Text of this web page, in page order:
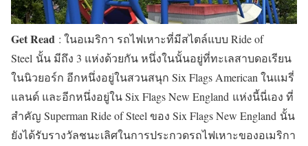
Get Read : ในอเมริกา รถไฟเหาะที่มีสไตล์แบบ Ride of
Steel นั้น มีถึง 3 แห่งด้วยกัน หนึ่งในนั้นอยู่ที่ทะเลสาบดอเรียน
ในนิวยอร์ก อีกหนึ่งอยู่ในสวนสนุก Six Flags American ในแมรี่
แลนด์ และอีกหนึ่งอยู่ใน Six Flags New England แห่งนี้นี่เอง ที่
สำคัญ Superman Ride of Steel ของ Six Flags New England นั้น
ยังได้รับรางวัลชนะเลิศในการประกวดรถไฟเหาะของอเมริกา